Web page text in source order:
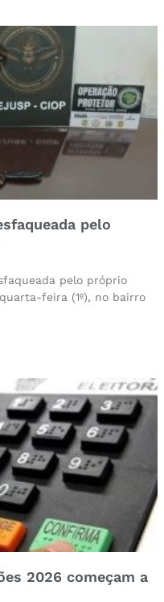
pelo
pelo próprio
feira (1º), no bairro
2026 começam a